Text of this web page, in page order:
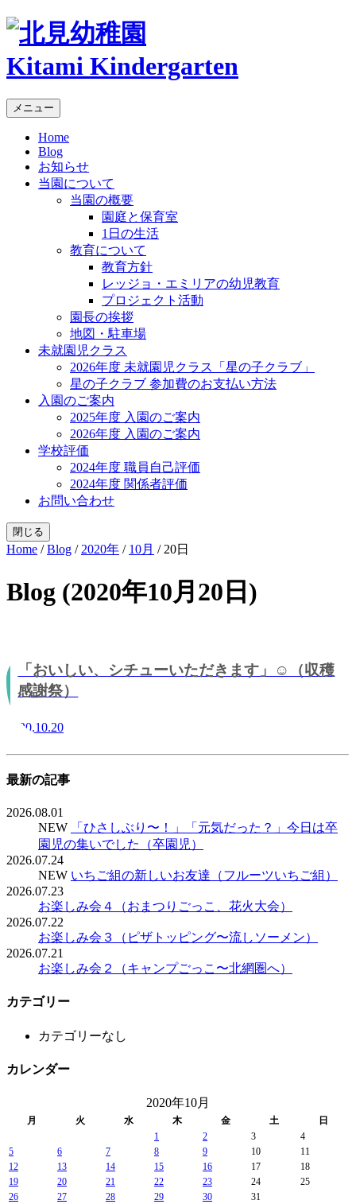
Kitami Kindergarten
メニュー
Home
Blog
お知らせ
当園について
当園の概要
園庭と保育室
1日の生活
教育について
教育方針
レッジョ・エミリアの幼児教育
プロジェクト活動
園長の挨拶
地図・駐車場
未就園児クラス
2026年度 未就園児クラス「星の子クラブ」
星の子クラブ 参加費のお支払い方法
入園のご案内
2025年度 入園のご案内
2026年度 入園のご案内
学校評価
2024年度 職員自己評価
2024年度 関係者評価
お問い合わせ
閉じる
Home /Blog / 2020年 / 10月 / 20日
Blog (2020年10月20日)
「おいしい、シチューいただきます」☺︎（収穫
感謝祭）
2020.10.20
最新の記事
2026.08.01
NEW
「ひさしぶり〜！」「元気だった？」今日は卒
園児の集いでした（卒園児）
2026.07.24
NEW いちご組の新しいお友達（フルーツいちご組）
2026.07.23
お楽しみ会４（おまつりごっこ、花火大会）
2026.07.22
お楽しみ会３（ピザトッピング〜流しソーメン）
2026.07.21
お楽しみ会２（キャンプごっこ〜北網圏へ）
カテゴリー
カテゴリーなし
カレンダー
2020年10月
月 火 水 木 金 土
日
1
2 3
4
5
6 7 8 9 10
11
12
13 14 15 16 17
18
19
20 21 22 23 24
25
26
27 28 29 30 31